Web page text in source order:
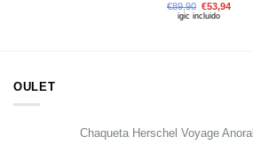
€89,90 €53,94
igic incluido
OULET
Chaqueta Herschel Voyage